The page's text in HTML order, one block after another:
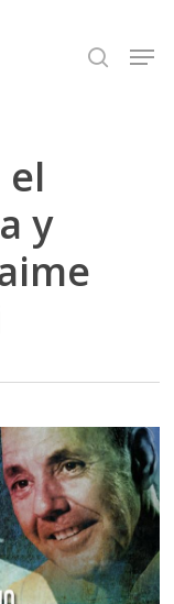
search
el
y
Close